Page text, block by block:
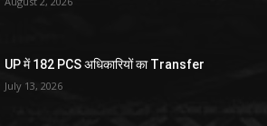
UP में 182 PCS अधिकारियों का Transfer
July 13, 2026